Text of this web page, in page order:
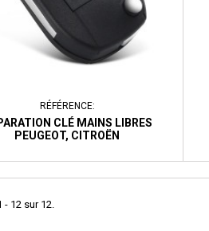
RÉFÉRENCE:
CLÉ MAINS LIBRES
PEUGEOT, CITROËN
12 sur 12.